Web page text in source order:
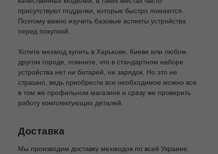
присутствуют подделки, которые быстро ломаются.
Поэтому важно изучить базовые аспекты устройства
перед покупкой.
Хотите мехмод купить в Харькове, Киеве или любом
другом городе, помните, что в стандартном наборе
устройства нет ни батарей, ни зарядок. Но это не
страшно, ведь приобрести все необходимое можно все
в том же профильном магазине и сразу же проверить
работу комплектующих деталей.
Доставка
Мы производим доставку мехмодов по всей Украине: